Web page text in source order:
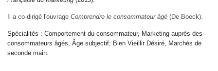
Il a co-dirigé l'ouvrage Comprendre le consommateur âgé (De Boeck).
Spécialités : Comportement du consommateur, Marketing auprès des
consommateurs âgés, Âge subjectif, Bien Vieillir Désiré, Marchés de
seconde main.